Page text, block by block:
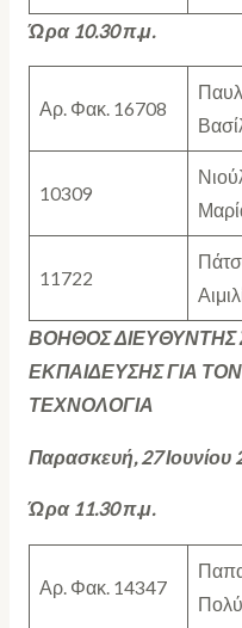
Ώρα 10.30 π.μ.
Αρ. Φακ. 16708
10309
11722
ΒΟΗΘΟΣ ΔΙΕΥΘΥΝΤΗΣ
ΕΚΠΑΙΔΕΥΣΗΣ ΓΙΑ
ΤΕΧΝΟΛΟΓΙΑ
Παρασκευή, 27 Ιουνίου
Ώρα 11.30 π.μ.
Αρ. Φακ. 14347